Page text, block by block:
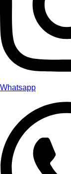
Whatsapp